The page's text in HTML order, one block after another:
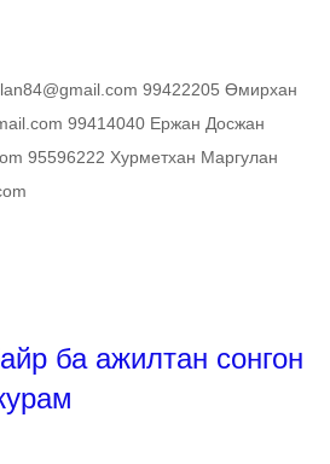
99422205 Өмирхан
99414040 Ержан Досжан
95596222 Хурметхан Маргулан
ба ажилтан сонгон